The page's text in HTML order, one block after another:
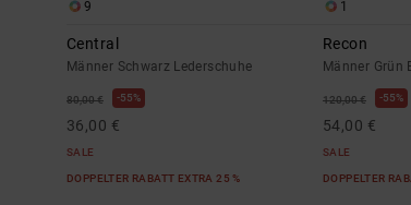
9
Central
Männer Schwarz Lederschuhe
80,00 € 55%
36,00 €
SALE
DOPPELTER RABATT EXTRA 25 %
1
Recon
Männer Grün
120,00 € 55%
54,00 €
SALE
DOPPELTER